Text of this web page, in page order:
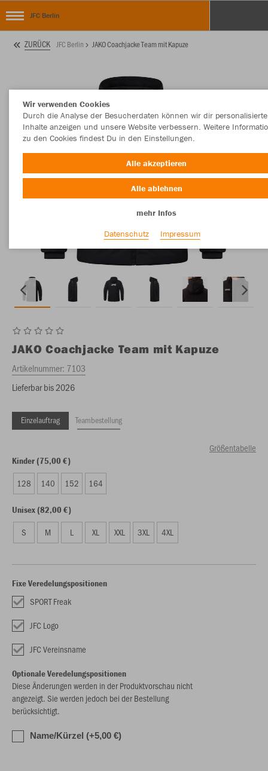
JFC Berlin
ZURÜCK JFC Berlin JAKO Coachjacke Team mit Kapuze
JAKO Coachjacke Team mit Kapuze
Artikelnummer: 7103
Lieferbar bis 2026
Einzelauftrag Teambestellung
Größentabelle
Kinder (75,00 €)
128 140 152 164
Unisex (82,00 €)
S M L XL XXL 3XL 4XL
Fixe Veredelungspositionen
SPORT Freak
JFC Logo
JFC Vereinsname
Optionale Veredelungspositionen
Diese Änderungen werden in der Produktvorschau nicht
angezeigt. Sie werden jedoch bei der Bestellung
berücksichtigt.
Name/Kürzel (+5,00 €)
Wir verwenden Cookies
Durch die Analyse der Besucherdaten können wir dir personalisierte
Inhalte anzeigen und unsere Website verbessern. Weitere
zu den Cookies findest Du in den Einstellungen.
Alle akzeptieren
Alle ablehnen
mehr Infos
Datenschutz
Impressum